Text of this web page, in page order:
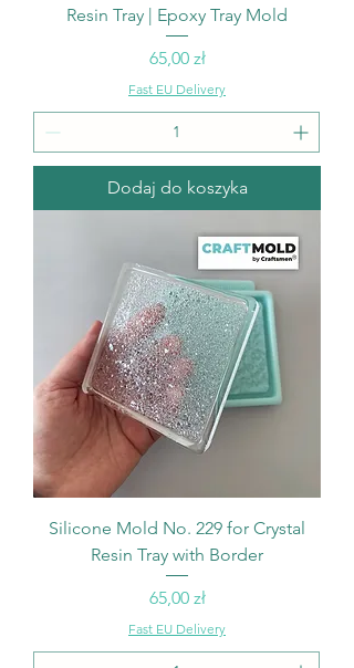
Resin Tray | Epoxy Tray Mold
Cena
65,00 zł
Fast EU Delivery
Dodaj do koszyka
Silicone Mold No. 229 for Crystal
Resin Tray with Border
Cena
65,00 zł
Fast EU Delivery